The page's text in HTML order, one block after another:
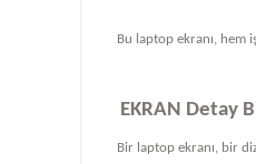
Bu laptop ekranı, hem
EKRAN Detay
Bir laptop ekranı, bir